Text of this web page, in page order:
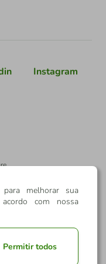
Instagram
melhorar sua
com nossa
Permitir todos